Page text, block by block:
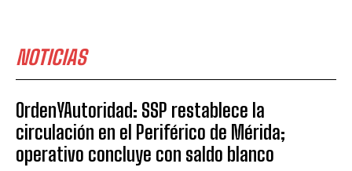
NOTICIAS
OrdenYAutoridad: SSP restablece la
circulación en el Periférico de Mérida;
operativo concluye con saldo blanco